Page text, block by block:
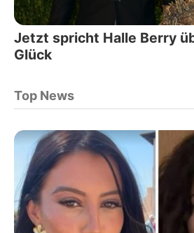
Jetzt spricht Halle Berry
Glück
Top News